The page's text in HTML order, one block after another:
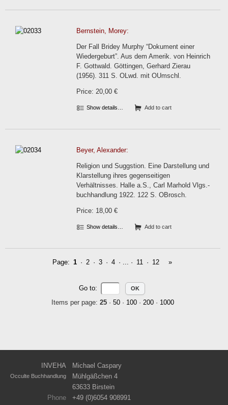
Bernstein, Morey:
Der Fall Bridey Murphy “Dokument einer
Wiedergeburt”. Aus dem Amerik. von Heinrich
F. Gottwald. Göttingen, Gerhard Zierau
(1956). 311 S. OLwd. mit OUmschl.
Price: 20,00 €
Show details… Add to cart
Beyer, Alexander:
Religion und Suggstion. Eine Darstellung und
Klarstellung ihres gegenseitigen
Verhältnisses. Halle a.S., Carl Marhold Vlgs.-
buchhandlung 1922. 122 S. OBrosch.
Price: 18,00 €
Show details… Add to cart
Page: 1 · 2 · 3 · 4 · ... · 11 · 12 »
Go to:
Items per page: 25 · 50 · 100 · 200 · 1000
INVEHA Michael Caspary
Occulte Buchhandlung
Mühlgäßchen 4
63633 Birstein
Phone
+49 (0)6054 908991